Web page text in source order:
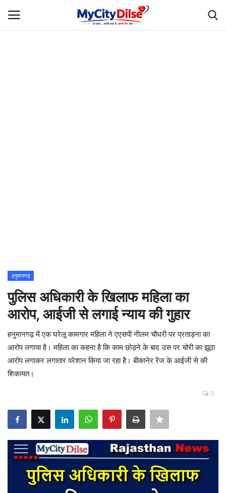
शिक्षा
Rajasthani Influencers
देश
दुनिया
ऑटोमोबाइल
पॉलिटिक्स
धर्म
बिजनेस
हनुमानगढ़
पुलिस अधिकारी के खिलाफ महिला का
आरोप, आईजी से लगाई न्याय की गुहार
हनुमानगढ़ में एक घरेलू कामगार महिला ने एएसपी नीलम चौधरी पर प्रताड़ना का
आरोप लगाया है। महिला का कहना है कि काम छोड़ने के बाद उस पर चोरी का झूठा
आरोप लगाकर लगातार परेशान किया जा रहा है। बीकानेर रेंज के आईजी से की
शिकायत।
0